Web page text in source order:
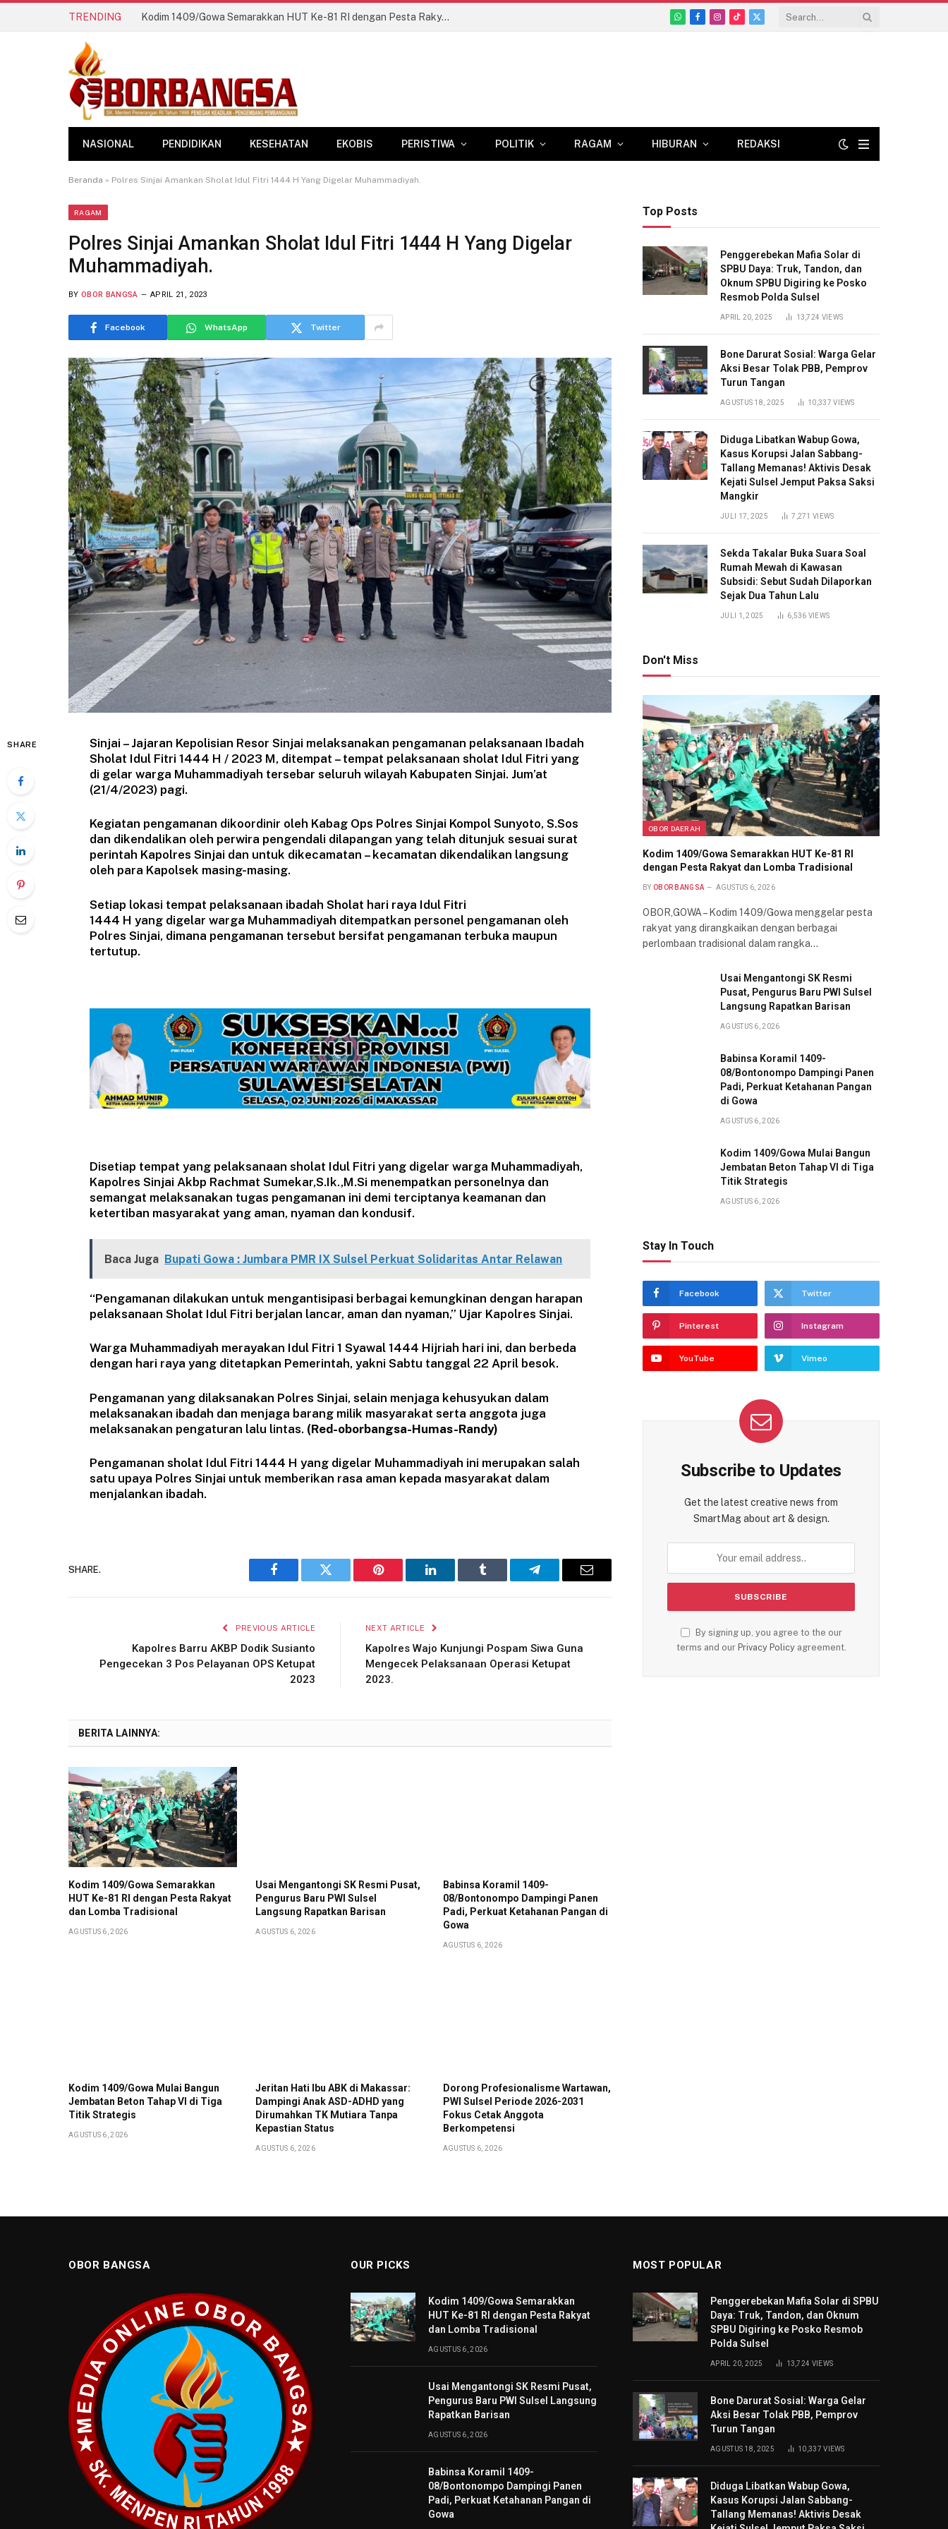
TRENDING Kodim 1409/Gowa Semarakkan HUT Ke-81 RI dengan Pesta Rakyat dan Lomba Tradisional
WhatsApp
Facebook
Instagram
TikTok
X
NASIONAL PENDIDIKAN KESEHATAN EKOBIS PERISTIWA POLITIK RAGAM HIBURAN REDAKSI
Beranda » Polres Sinjai Amankan Sholat Idul Fitri 1444 H Yang Digelar Muhammadiyah.
RAGAM
Polres Sinjai Amankan Sholat Idul Fitri 1444 H Yang Digelar
Muhammadiyah.
BY OBOR BANGSA APRIL 21, 2023
Facebook WhatsApp Twitter
SHARE
Sinjai – Jajaran Kepolisian Resor Sinjai melaksanakan pengamanan pelaksanaan Ibadah
Sholat Idul Fitri 1444 H / 2023 M, ditempat – tempat pelaksanaan sholat Idul Fitri yang
di gelar warga Muhammadiyah tersebar seluruh wilayah Kabupaten Sinjai. Jum’at
(21/4/2023) pagi.
Kegiatan pengamanan dikoordinir oleh Kabag Ops Polres Sinjai Kompol Sunyoto, S.Sos
dan dikendalikan oleh perwira pengendali dilapangan yang telah ditunjuk sesuai surat
perintah Kapolres Sinjai dan untuk dikecamatan – kecamatan dikendalikan langsung
oleh para Kapolsek masing-masing.
Setiap lokasi tempat pelaksanaan ibadah Sholat hari raya Idul Fitri
1444 H yang digelar warga Muhammadiyah ditempatkan personel pengamanan oleh
Polres Sinjai, dimana pengamanan tersebut bersifat pengamanan terbuka maupun
tertutup.
Disetiap tempat yang pelaksanaan sholat Idul Fitri yang digelar warga Muhammadiyah,
Kapolres Sinjai Akbp Rachmat Sumekar,S.Ik.,M.Si menempatkan personelnya dan
semangat melaksanakan tugas pengamanan ini demi terciptanya keamanan dan
ketertiban masyarakat yang aman, nyaman dan kondusif.
Baca Juga Bupati Gowa : Jumbara PMR IX Sulsel Perkuat Solidaritas Antar Relawan
“Pengamanan dilakukan untuk mengantisipasi berbagai kemungkinan dengan harapan
pelaksanaan Sholat Idul Fitri berjalan lancar, aman dan nyaman,” Ujar Kapolres Sinjai.
Warga Muhammadiyah merayakan Idul Fitri 1 Syawal 1444 Hijriah hari ini, dan berbeda
dengan hari raya yang ditetapkan Pemerintah, yakni Sabtu tanggal 22 April besok.
Pengamanan yang dilaksanakan Polres Sinjai, selain menjaga kehusyukan dalam
melaksanakan ibadah dan menjaga barang milik masyarakat serta anggota juga
melaksanakan pengaturan lalu lintas. (Red-oborbangsa-Humas-Randy)
Pengamanan sholat Idul Fitri 1444 H yang digelar Muhammadiyah ini merupakan salah
satu upaya Polres Sinjai untuk memberikan rasa aman kepada masyarakat dalam
menjalankan ibadah.
SHARE.
Facebook Twitter Pinterest LinkedIn Tumblr Telegram Email
PREVIOUS ARTICLE
Kapolres Barru AKBP Dodik Susianto
Pengecekan 3 Pos Pelayanan OPS Ketupat
2023
NEXT ARTICLE
Kapolres Wajo Kunjungi Pospam Siwa Guna
Mengecek Pelaksanaan Operasi Ketupat
2023.
BERITA LAINNYA:
Kodim 1409/Gowa Semarakkan
HUT Ke-81 RI dengan Pesta Rakyat
dan Lomba Tradisional
AGUSTUS 6, 2026
Usai Mengantongi SK Resmi Pusat,
Pengurus Baru PWI Sulsel
Langsung Rapatkan Barisan
AGUSTUS 6, 2026
Babinsa Koramil 1409-
08/Bontonompo Dampingi Panen
Padi, Perkuat Ketahanan Pangan di
Gowa
AGUSTUS 6, 2026
Kodim 1409/Gowa Mulai Bangun
Jembatan Beton Tahap VI di Tiga
Titik Strategis
AGUSTUS 6, 2026
Jeritan Hati Ibu ABK di Makassar:
Dampingi Anak ASD-ADHD yang
Dirumahkan TK Mutiara Tanpa
Kepastian Status
AGUSTUS 6, 2026
Dorong Profesionalisme Wartawan,
PWI Sulsel Periode 2026-2031
Fokus Cetak Anggota
Berkompetensi
AGUSTUS 6, 2026
Top Posts
Penggerebekan Mafia Solar di
SPBU Daya: Truk, Tandon, dan
Oknum SPBU Digiring ke Posko
Resmob Polda Sulsel
APRIL 20, 2025 13,724 VIEWS
Bone Darurat Sosial: Warga Gelar
Aksi Besar Tolak PBB, Pemprov
Turun Tangan
AGUSTUS 18, 2025 10,337VIEWS
Diduga Libatkan Wabup Gowa,
Kasus Korupsi Jalan Sabbang-
Tallang Memanas! Aktivis Desak
Kejati Sulsel Jemput Paksa Saksi
Mangkir
JULI 17, 2025 7,271VIEWS
Sekda Takalar Buka Suara Soal
Rumah Mewah di Kawasan
Subsidi: Sebut Sudah Dilaporkan
Sejak Dua Tahun Lalu
JULI 1, 2025 6,536 VIEWS
Don't Miss
OBOR DAERAH
Kodim 1409/Gowa Semarakkan HUT Ke-81 RI
dengan Pesta Rakyat dan Lomba Tradisional
BY OBOR BANGSA AGUSTUS 6, 2026
OBOR,GOWA – Kodim 1409/Gowa menggelar pesta
rakyat yang dirangkaikan dengan berbagai
perlombaan tradisional dalam rangka…
Usai Mengantongi SK Resmi
Pusat, Pengurus Baru PWI Sulsel
Langsung Rapatkan Barisan
AGUSTUS 6, 2026
Babinsa Koramil 1409-
08/Bontonompo Dampingi Panen
Padi, Perkuat Ketahanan Pangan
di Gowa
AGUSTUS 6, 2026
Kodim 1409/Gowa Mulai Bangun
Jembatan Beton Tahap VI di Tiga
Titik Strategis
AGUSTUS 6, 2026
Stay In Touch
Facebook Twitter
Pinterest Instagram
YouTube Vimeo
Subscribe to Updates
Get the latest creative news from
SmartMag about art & design.
By signing up, you agree to the our
terms and our Privacy Policyagreement.
OBOR BANGSA OUR PICKS
Kodim 1409/Gowa Semarakkan
HUT Ke-81 RI dengan Pesta Rakyat
dan Lomba Tradisional
AGUSTUS 6, 2026
Usai Mengantongi SK Resmi Pusat,
Pengurus Baru PWI Sulsel Langsung
Rapatkan Barisan
AGUSTUS 6, 2026
Babinsa Koramil 1409-
08/Bontonompo Dampingi Panen
Padi, Perkuat Ketahanan Pangan di
Gowa
MOST POPULAR
Penggerebekan Mafia Solar di SPBU
Daya: Truk, Tandon, dan Oknum
SPBU Digiring ke Posko Resmob
Polda Sulsel
APRIL 20, 2025 13,724 VIEWS
Bone Darurat Sosial: Warga Gelar
Aksi Besar Tolak PBB, Pemprov
Turun Tangan
AGUSTUS 18, 2025 10,337VIEWS
Diduga Libatkan Wabup Gowa,
Kasus Korupsi Jalan Sabbang-
Tallang Memanas! Aktivis Desak